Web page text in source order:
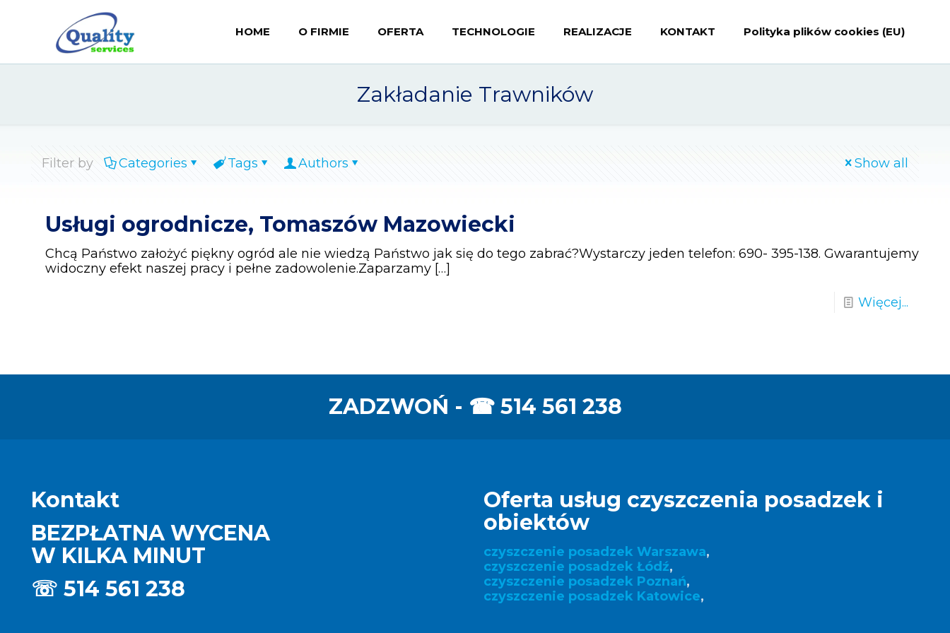
HOME O FIRMIE OFERTA TECHNOLOGIE REALIZACJE KONTAKT Polityka plików cookies (EU)
Zakładanie Trawników
Filter by Categories Tags Authors Show all
Usługi ogrodnicze, Tomaszów Mazowiecki
Chcą Państwo założyć piękny ogród ale nie wiedzą Państwo jak się do tego zabrać?Wystarczy jeden telefon: 690- 395-138. Gwarantujemy
widoczny efekt naszej pracy i pełne zadowolenie.Zaparzamy […]
Więcej...
ZADZWOŃ - ☎ 514 561 238
Kontakt
BEZPŁATNA WYCENA
W KILKA MINUT
☏ 514 561 238
Oferta usług czyszczenia posadzek i
obiektów
czyszczenie posadzek Warszawa,
czyszczenie posadzek Łódź,
czyszczenie posadzek Poznań,
czyszczenie posadzek Katowice,